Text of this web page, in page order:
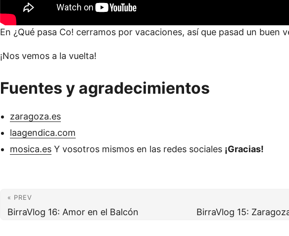
En ¿Qué pasa Co! cerramos por vacaciones, así que pasad un buen
¡Nos vemos a la vuelta!
Fuentes y agradecimientos
zaragoza.es
laagendica.com
mosica.es Y vosotros mismos en las redes sociales ¡Gracias!
« PREV
BirraVlog 16: Amor en el Balcón BirraVlog 15: